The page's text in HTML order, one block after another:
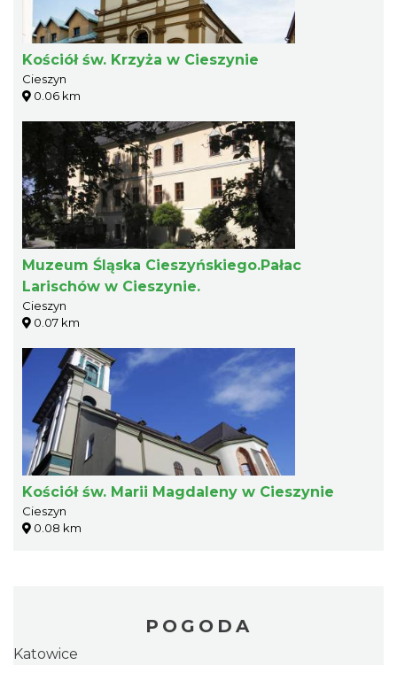
Kościół św. Krzyża w Cieszynie
Cieszyn
0.06 km
Muzeum Śląska Cieszyńskiego.Pałac
Larischów w Cieszynie.
Cieszyn
0.07 km
Kościół św. Marii Magdaleny w Cieszynie
Cieszyn
0.08 km
POGODA
Katowice